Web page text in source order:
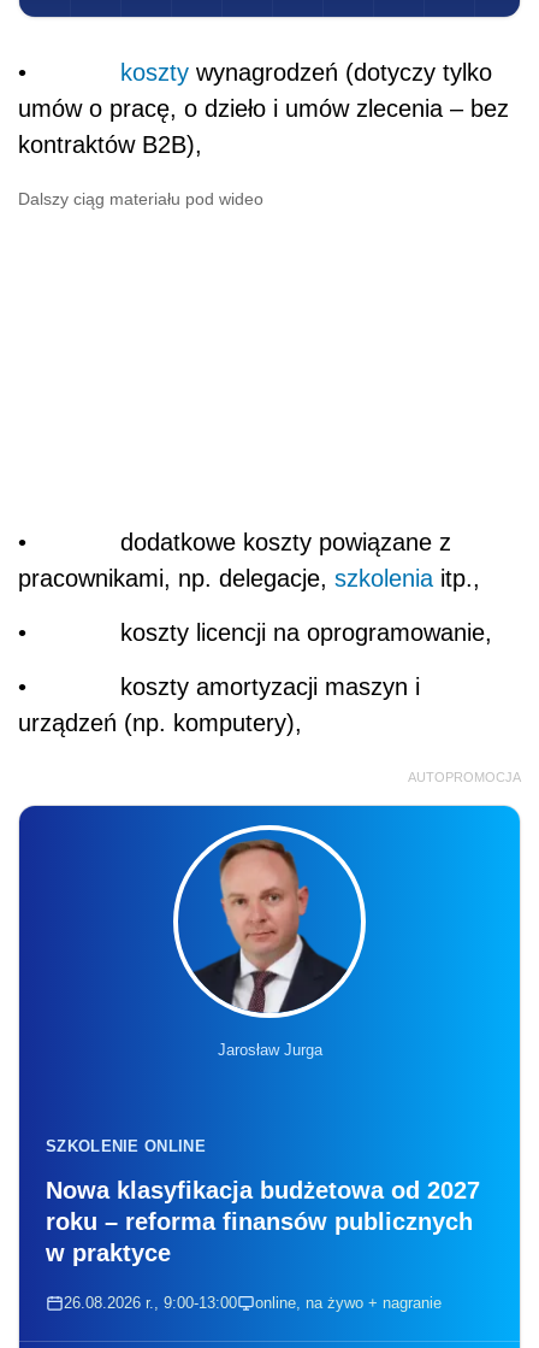
• koszty wynagrodzeń (dotyczy tylko
umów o pracę, o dzieło i umów zlecenia – bez
kontraktów B2B),
Dalszy ciąg materiału pod wideo
• dodatkowe koszty powiązane z
pracownikami, np. delegacje, szkolenia itp.,
• koszty licencji na oprogramowanie,
• koszty amortyzacji maszyn i
urządzeń (np. komputery),
AUTOPROMOCJA
Jarosław Jurga
SZKOLENIE ONLINE
Nowa klasyfikacja budżetowa od 2027
roku – reforma finansów publicznych
w praktyce
26.08.2026 r., 9:00-13:00 online, na żywo + nagranie